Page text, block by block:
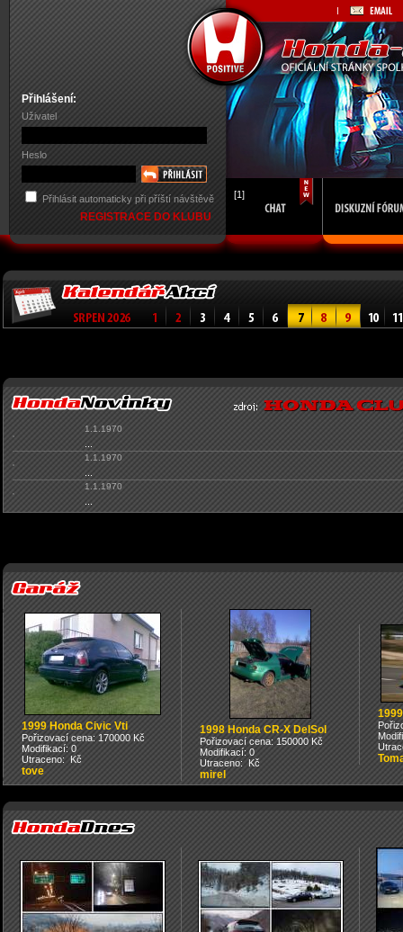
Přihlášení:
Uživatel
Heslo
Přihlásit automaticky při příští návštěvě
REGISTRACE DO KLUBU
[1]
1.1.1970
1.1.1970
1.1.1970
1999 Honda Civic Vti
Pořizovací cena: 170000 Kč
Modifikací: 0
Utraceno: Kč
tove
1998 Honda CR-X DelSol
Pořizovací cena: 150000 Kč
Modifikací: 0
Utraceno: Kč
mirel